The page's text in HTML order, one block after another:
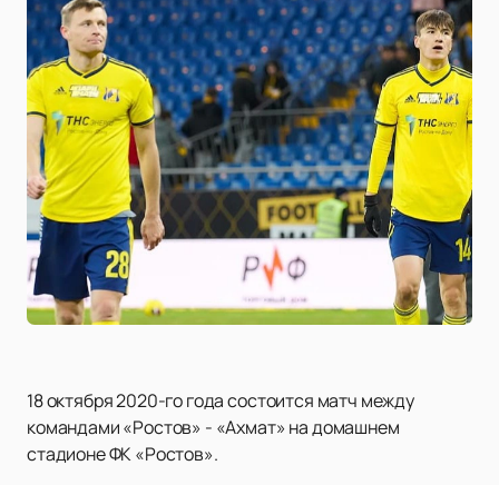
18 октября 2020-го года состоится матч между
командами «Ростов» - «Ахмат» на домашнем
стадионе ФК «Ростов».